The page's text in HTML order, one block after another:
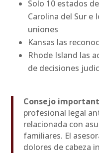
Solo 10 estados
Carolina del Sur e
uniones
Kansas las
Rhode Island las
de decisiones
Consejo
profesional legal
relacionada con
familiares. El
dolores de cabeza